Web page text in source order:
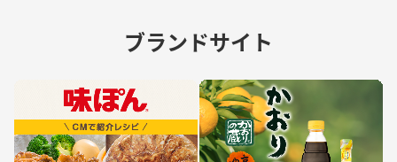
ブランドサイト